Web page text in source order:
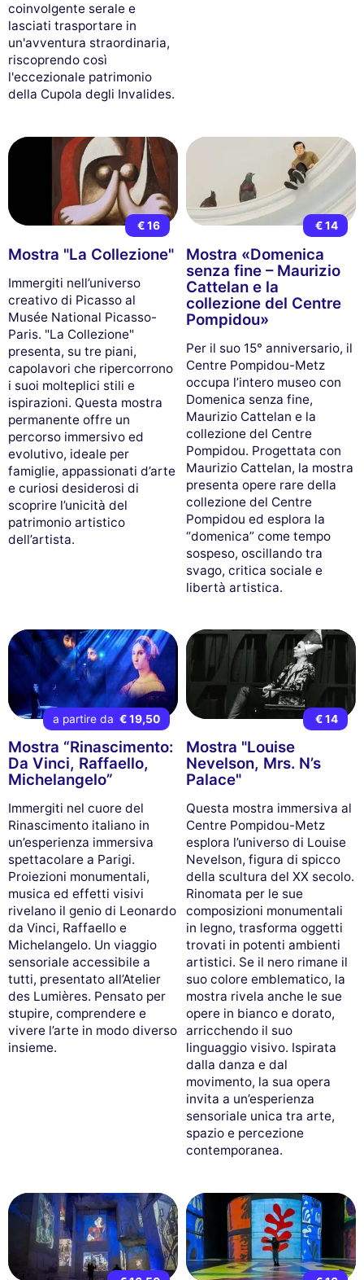
coinvolgente serale e
lasciati trasportare in
un'avventura straordinaria,
riscoprendo così
l'eccezionale patrimonio
della Cupola degli Invalides.
€ 16
Mostra "La Collezione"
Immergiti nell’universo
creativo di Picasso al
Musée National Picasso-
Paris. "La Collezione"
presenta, su tre piani,
capolavori che ripercorrono
i suoi molteplici stili e
ispirazioni. Questa mostra
permanente offre un
percorso immersivo ed
evolutivo, ideale per
famiglie, appassionati d’arte
e curiosi desiderosi di
scoprire l’unicità del
patrimonio artistico
dell’artista.
€ 14
Mostra «Domenica
senza fine – Maurizio
Cattelan e la
collezione del Centre
Pompidou»
Per il suo 15° anniversario, il
Centre Pompidou-Metz
occupa l’intero museo con
Domenica senza fine,
Maurizio Cattelan e la
collezione del Centre
Pompidou. Progettata con
Maurizio Cattelan, la mostra
presenta opere rare della
collezione del Centre
Pompidou ed esplora la
“domenica” come tempo
sospeso, oscillando tra
svago, critica sociale e
libertà artistica.
a partire da € 19,50
Mostra “Rinascimento:
Da Vinci, Raffaello,
Michelangelo”
Immergiti nel cuore del
Rinascimento italiano in
un’esperienza immersiva
spettacolare a Parigi.
Proiezioni monumentali,
musica ed effetti visivi
rivelano il genio di Leonardo
da Vinci, Raffaello e
Michelangelo. Un viaggio
sensoriale accessibile a
tutti, presentato all’Atelier
des Lumières. Pensato per
stupire, comprendere e
vivere l’arte in modo diverso
insieme.
€ 14
Mostra "Louise
Nevelson, Mrs. N’s
Palace"
Questa mostra immersiva al
Centre Pompidou-Metz
esplora l’universo di Louise
Nevelson, figura di spicco
della scultura del XX secolo.
Rinomata per le sue
composizioni monumentali
in legno, trasforma oggetti
trovati in potenti ambienti
artistici. Se il nero rimane il
suo colore emblematico, la
mostra rivela anche le sue
opere in bianco e dorato,
arricchendo il suo
linguaggio visivo. Ispirata
dalla danza e dal
movimento, la sua opera
invita a un’esperienza
sensoriale unica tra arte,
spazio e percezione
contemporanea.